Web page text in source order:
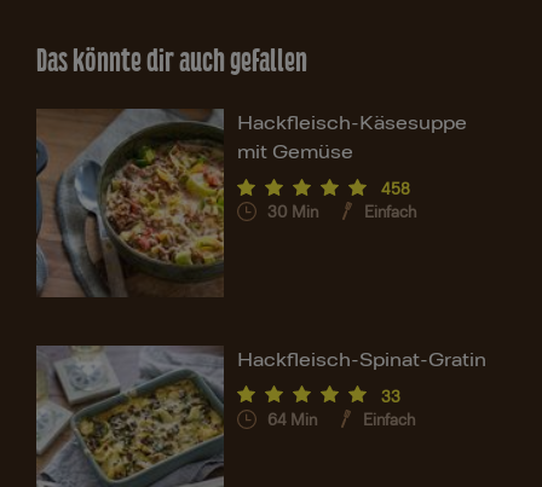
Das könnte dir auch gefallen
Hackfleisch-Käsesuppe
mit Gemüse
458
30 Min Einfach
Hackfleisch-Spinat-Gratin
33
64 Min Einfach